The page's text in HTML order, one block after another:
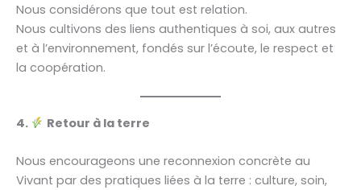
Nous considérons que tout est relation.
Nous cultivons des liens authentiques à soi, aux autres
et à l’environnement, fondés sur l’écoute, le respect et
la coopération.
4. Retour à la terre
Nous encourageons une reconnexion concrète au
Vivant par des pratiques liées à la terre : culture, soin,